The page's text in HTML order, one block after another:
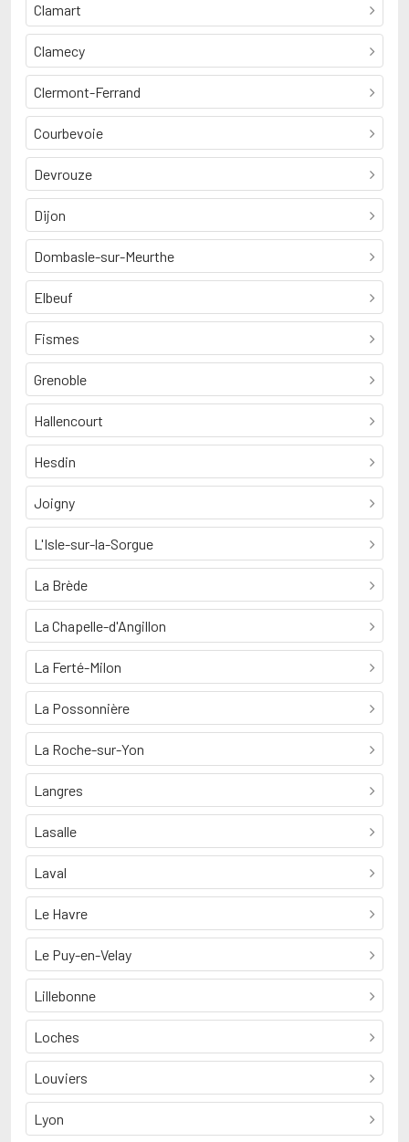
Clamart
Clamecy
Clermont-Ferrand
Courbevoie
Devrouze
Dijon
Dombasle-sur-Meurthe
Elbeuf
Fismes
Grenoble
Hallencourt
Hesdin
Joigny
L'Isle-sur-la-Sorgue
La Brède
La Chapelle-d'Angillon
La Ferté-Milon
La Possonnière
La Roche-sur-Yon
Langres
Lasalle
Laval
Le Havre
Le Puy-en-Velay
Lillebonne
Loches
Louviers
Lyon